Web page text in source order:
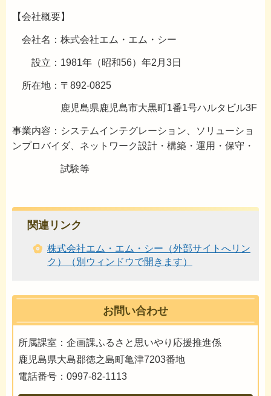
【会社概要】
会社名：株式会社エム・エム・シー
設立：1981年（昭和56）年2月3日
所在地：〒892-0825
鹿児島県鹿児島市大黒町1番1号ハルタビル3F
事業内容：システムインテグレーション、ソリューショ
ンプロバイダ、ネットワーク設計・構築・運用・保守・
試験等
関連リンク
株式会社エム・エム・シー（外部サイトへリン
ク）（別ウィンドウで開きます）
お問い合わせ
所属課室：企画課ふるさと思いやり応援推進係
鹿児島県大島郡徳之島町亀津7203番地
電話番号：0997-82-1113